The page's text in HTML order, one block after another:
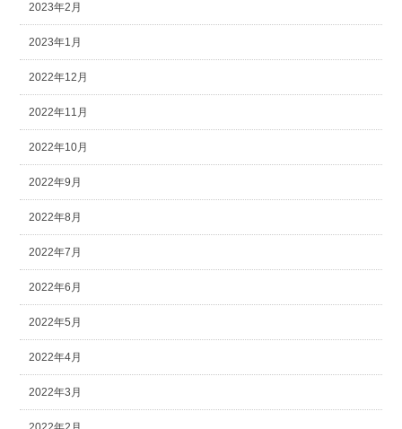
2023年2月
2023年1月
2022年12月
2022年11月
2022年10月
2022年9月
2022年8月
2022年7月
2022年6月
2022年5月
2022年4月
2022年3月